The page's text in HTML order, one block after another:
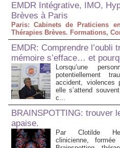
EMDR Intégrative, IMO,
Brèves à Paris
Paris: Cabinets de Praticiens
Thérapies Brèves. Formations,
EMDR: Comprendre l’oubli
mémoire s’efface… et
Lorsqu’une
potentiellement
accident, violences
elle s’attend
c...
BRAINSPOTTING: trouver
apaise.
Par Clotilde
clinicienne,